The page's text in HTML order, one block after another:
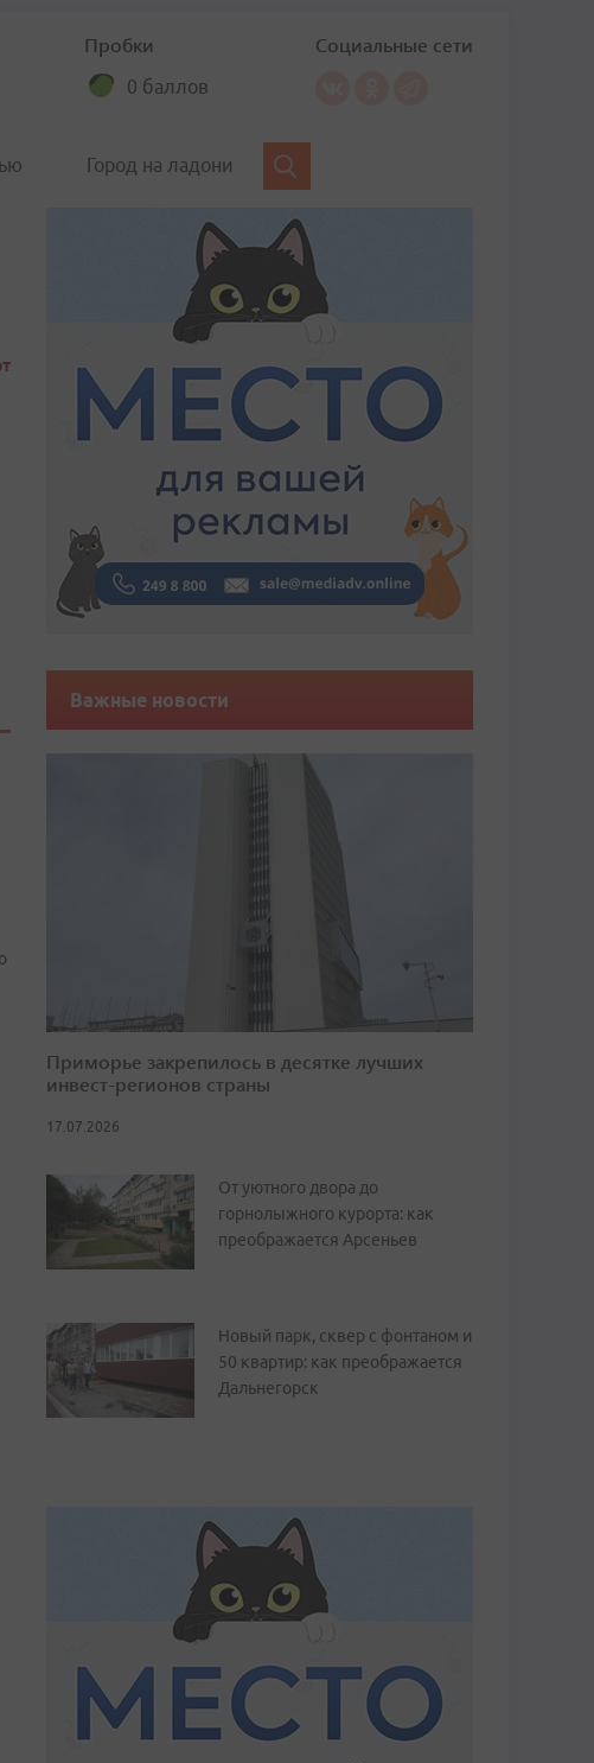
Пробки
0 баллов
Социальные сети
Город на ладони
Важные новости
Приморье закрепилось в десятке лучших
инвест-регионов страны
17.07.2026
От уютного двора до
горнолыжного курорта: как
преображается Арсеньев
Новый парк, сквер с фонтаном и
50 квартир: как преображается
Дальнегорск